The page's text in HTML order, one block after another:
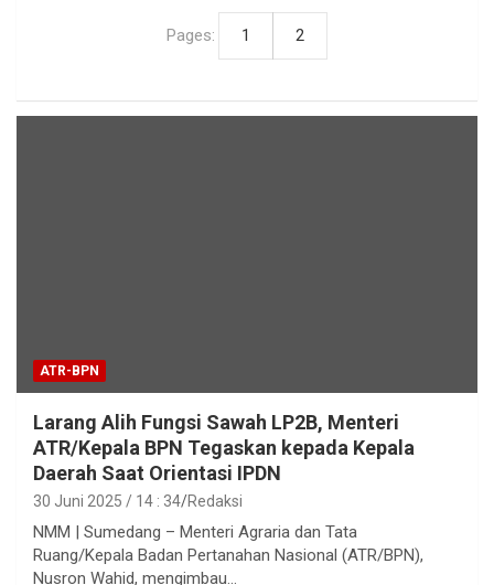
Pages: 1 2
ATR-BPN
Larang Alih Fungsi Sawah LP2B, Menteri
ATR/Kepala BPN Tegaskan kepada Kepala
Daerah Saat Orientasi IPDN
30 Juni 2025 / 14 : 34 Redaksi
NMM | Sumedang – Menteri Agraria dan Tata
Ruang/Kepala Badan Pertanahan Nasional (ATR/BPN),
Nusron Wahid, mengimbau…